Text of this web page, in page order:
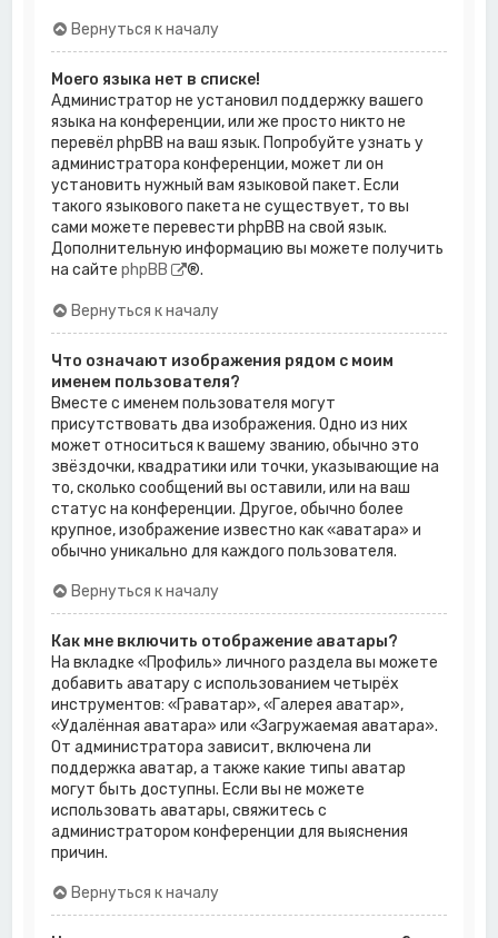
Вернуться к началу
Моего языка нет в списке!
Администратор не установил поддержку вашего
языка на конференции, или же просто никто не
перевёл phpBB на ваш язык. Попробуйте узнать у
администратора конференции, может ли он
установить нужный вам языковой пакет. Если
такого языкового пакета не существует, то вы
сами можете перевести phpBB на свой язык.
Дополнительную информацию вы можете получить
на сайтеphpBB ®.
Вернуться к началу
Что означают изображения рядом с моим
именем пользователя?
Вместе с именем пользователя могут
присутствовать два изображения. Одно из них
может относиться к вашему званию, обычно это
звёздочки, квадратики или точки, указывающие на
то, сколько сообщений вы оставили, или на ваш
статус на конференции. Другое, обычно более
крупное, изображение известно как «аватара» и
обычно уникально для каждого пользователя.
Вернуться к началу
Как мне включить отображение аватары?
На вкладке «Профиль» личного раздела вы можете
добавить аватару с использованием четырёх
инструментов: «Граватар», «Галерея аватар»,
«Удалённая аватара» или «Загружаемая аватара».
От администратора зависит, включена ли
поддержка аватар, а также какие типы аватар
могут быть доступны. Если вы не можете
использовать аватары, свяжитесь с
администратором конференции для выяснения
причин.
Вернуться к началу